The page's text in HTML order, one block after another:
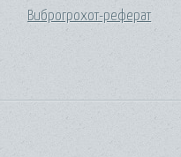
Виброгрохот-реферат